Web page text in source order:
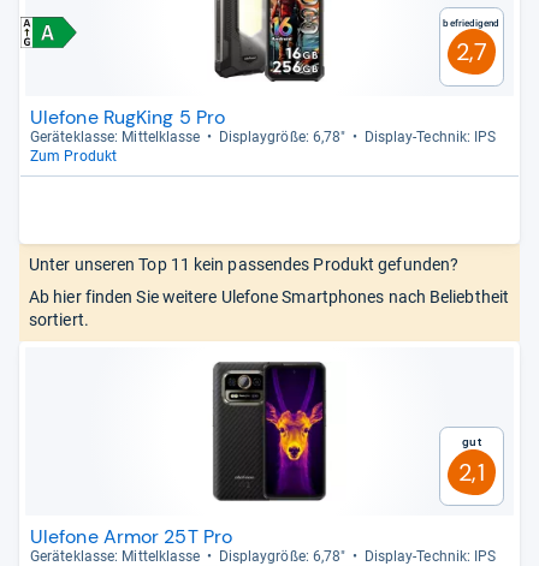
Befriedigend
2,7
Ulefone RugKing 5 Pro
Gerä­te­klasse: Mit­tel­klasse Dis­play­größe: 6,78"
Dis­play-​Tech­nik: IPS
Zum Produkt
Unter unseren Top 11 kein passendes Produkt gefunden?
Ab hier finden Sie weitere Ulefone Smartphones nach Beliebtheit
sortiert.
Gut
2,1
Ulefone Armor 25T Pro
Gerä­te­klasse: Mit­tel­klasse Dis­play­größe: 6,78"
Dis­play-​Tech­nik: IPS